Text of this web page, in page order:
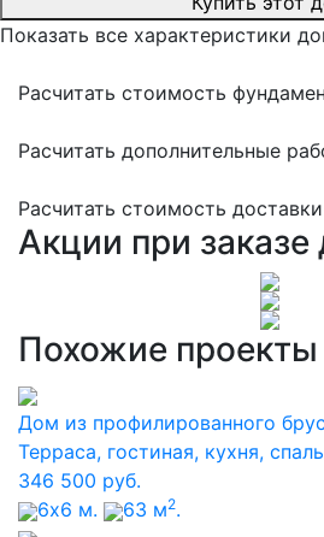
Показать все характеристики
Расчитать стоимость
Расчитать дополнительные
Расчитать стоимость доставки
Акции при заказе
Похожие проекты
Дом из профилированного
Терраса, гостиная, кухня,
346 500 руб.
6х6 м.
63 м2.